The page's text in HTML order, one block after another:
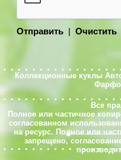
Отправить Очистить
Коллекционные куклы
Все
Полное или частичное
согласованном
на ресурс. Полное или
запрещено,